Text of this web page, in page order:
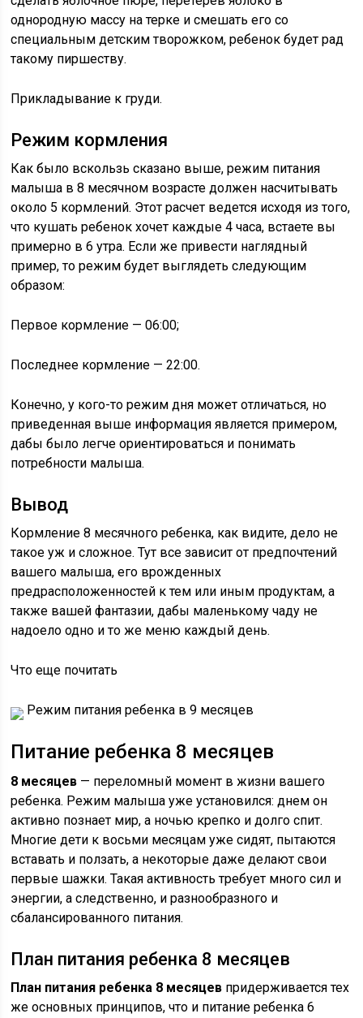
однородную массу на терке и смешать его со
специальным детским творожком, ребенок будет рад
такому пиршеству.
Прикладывание к груди.
Режим кормления
Как было вскользь сказано выше, режим питания
малыша в 8 месячном возрасте должен насчитывать
около 5 кормлений. Этот расчет ведется исходя из того,
что кушать ребенок хочет каждые 4 часа, встаете вы
примерно в 6 утра. Если же привести наглядный
пример, то режим будет выглядеть следующим
образом:
Первое кормление — 06:00;
Последнее кормление — 22:00.
Конечно, у кого-то режим дня может отличаться, но
приведенная выше информация является примером,
дабы было легче ориентироваться и понимать
потребности малыша.
Вывод
Кормление 8 месячного ребенка, как видите, дело не
такое уж и сложное. Тут все зависит от предпочтений
вашего малыша, его врожденных
предрасположенностей к тем или иным продуктам, а
также вашей фантазии, дабы маленькому чаду не
надоело одно и то же меню каждый день.
Что еще почитать
Режим питания ребенка в 9 месяцев
Питание ребенка 8 месяцев
8 месяцев — переломный момент в жизни вашего
ребенка. Режим малыша уже установился: днем он
активно познает мир, а ночью крепко и долго спит.
Многие дети к восьми месяцам уже сидят, пытаются
вставать и ползать, а некоторые даже делают свои
первые шажки. Такая активность требует много сил и
энергии, а следственно, и разнообразного и
сбалансированного питания.
План питания ребенка 8 месяцев
План питания ребенка 8 месяцев придерживается тех
же основных принципов, что и питание ребенка 6